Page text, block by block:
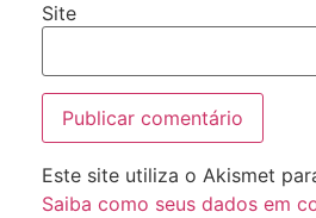
Site
Este site utiliza o Akismet
Saiba como seus dados em